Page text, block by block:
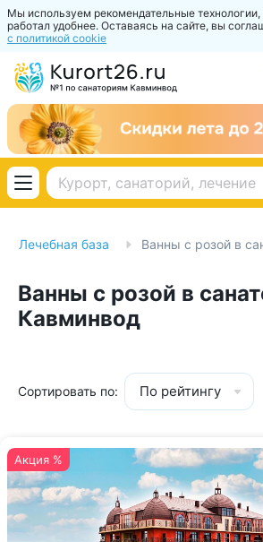
Мы используем рекомендательные технологии,
работал удобнее. Оставаясь на сайте, вы
с политикой cookie
Лечебная база Ванны c розой в
Ванны c розой в
Кавминвод
Сортировать по: По рейтингу
Акция %